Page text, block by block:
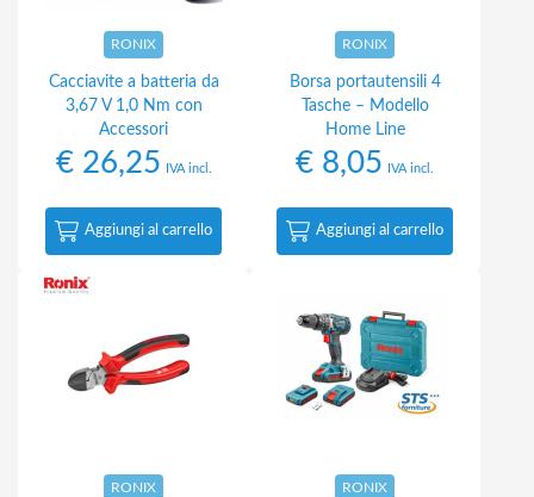
RONIX
Cacciavite a batteria da
3,67 V 1,0 Nm con
Accessori
€26,25 IVA incl.
Aggiungi al carrello
RONIX
Borsa portautensili 4
Tasche – Modello
Home Line
€ 8,05 IVA incl.
Aggiungi al carrello
RONIX RONIX